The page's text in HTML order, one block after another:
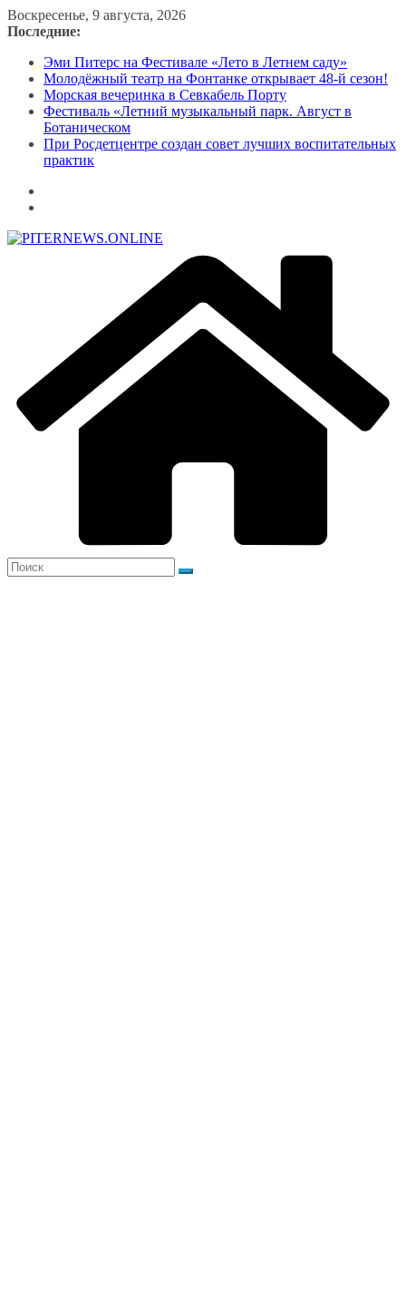
Перейти
к
Воскресенье, 9 августа, 2026
Последние:
Эми Питерс на Фестивале «Лето в Летнем саду»
Молодёжный театр на Фонтанке открывает 48-й сезон!
Морская вечеринка в Севкабель Порту
Фестиваль «Летний музыкальный парк. Август в
Ботаническом
При Росдетцентре создан совет лучших воспитательных
практик